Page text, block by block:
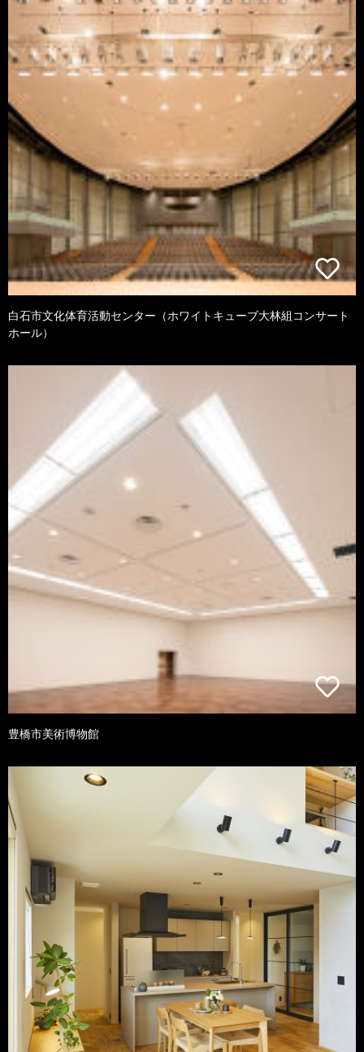
白石市文化体育活動センター（ホワイトキューブ大林組コンサート
ホール）
豊橋市美術博物館